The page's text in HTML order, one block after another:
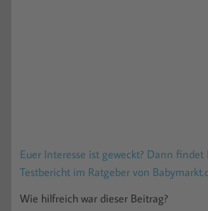
Euer Interesse ist geweckt? Dann
Testbericht im Ratgeber von
Wie hilfreich war dieser Beitrag?